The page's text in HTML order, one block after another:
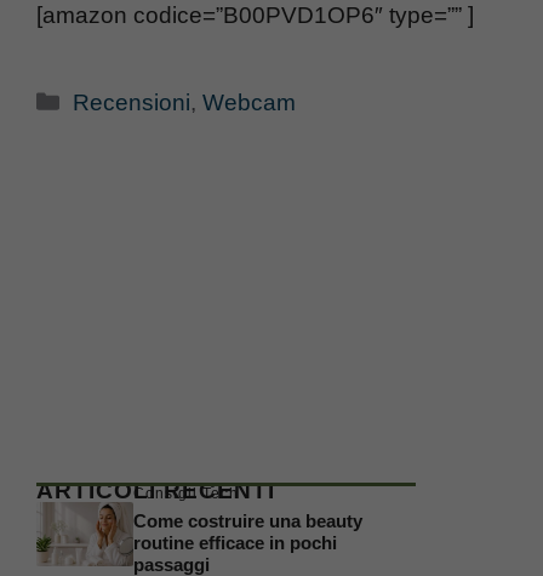
[amazon codice=”B00PVD1OP6″ type=”” ]
Categorie
Recensioni,Webcam
ARTICOLI RECENTI
Consigli Tech
Come costruire una beauty
routine efficace in pochi
passaggi